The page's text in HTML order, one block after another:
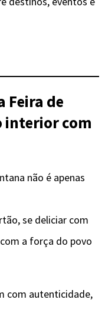
Feira de
interior com
não é apenas
se deliciar com
a força do povo
com autenticidade,